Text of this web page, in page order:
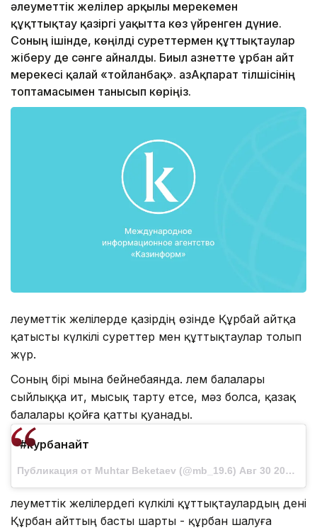
әлеуметтік желілер арқылы мерекемен
құқттықтау қазіргі уақытта көз үйренген дүние.
Соның ішінде, көңілді суреттермен құттықтаулар
жіберу де сәнге айналды. Биыл Қазнетте Құрбан айт
мерекесі қалай «тойланбақ». ҚазАқпарат тілшісінің
топтамасымен танысып көріңіз.
Әлеуметтік желілерде қазірдің өзінде Құрбай айтқа
қатысты күлкілі суреттер мен құттықтаулар толып
жүр.
Соның бірі мына бейнебаянда. Әлем балалары
сыйлыққа ит, мысық тарту етсе, мәз болса, қазақ
балалары қойға қатты қуанады.
#курбанайт
Публикация от Muhtar Beketaev (@mb_19.6) Авг 30 2017 в 11:04 PDT
Әлеуметтік желілердегі күлкілі құттықтаулардың дені
Құрбан айттың басты шарты - құрбан шалуға